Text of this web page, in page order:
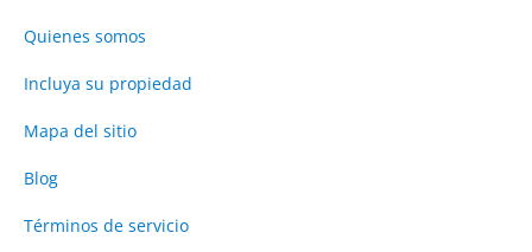
Quienes somos
Incluya su propiedad
Mapa del sitio
Blog
Términos de servicio